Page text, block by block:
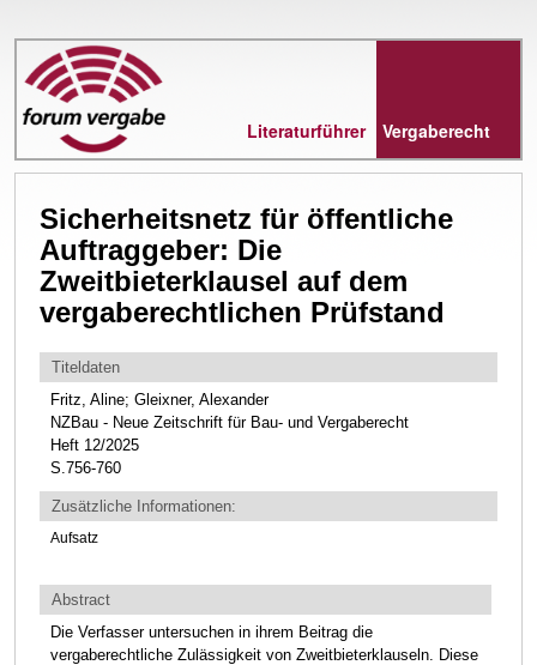
Literaturführer Vergaberecht
Sicherheitsnetz für öffentliche
Auftraggeber: Die
Zweitbieterklausel auf dem
vergaberechtlichen Prüfstand
Titeldaten
Fritz, Aline; Gleixner, Alexander
NZBau - Neue Zeitschrift für Bau- und Vergaberecht
Heft 12/2025
S.756-760
Zusätzliche Informationen:
Aufsatz
Abstract
Die Verfasser untersuchen in ihrem Beitrag die
vergaberechtliche Zulässigkeit von Zweitbieterklauseln. Diese